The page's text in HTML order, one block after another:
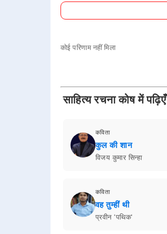
कोई परिणाम नहीं मिला
साहित्य रचना कोष में पढ़िएँ
कविता
कुल की शान
विजय कुमार सिन्हा
कविता
वह तुम्हीं थी
प्रवीन 'पथिक'